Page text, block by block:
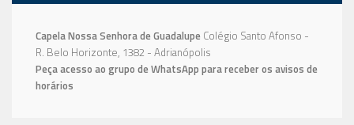
Capela Nossa Senhora de Guadalupe Colégio Santo Afonso -
R. Belo Horizonte, 1382 - Adrianópolis
Peça acesso ao grupo de WhatsApp para receber os avisos de
horários